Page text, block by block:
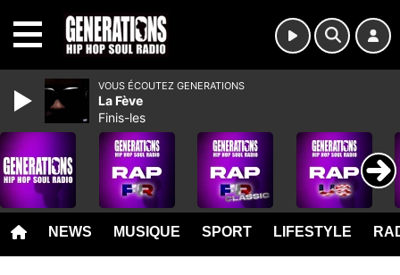
NEWS MUSIQUE SPORT LIFESTYLE
VOUS ÉCOUTEZ GENERATIONS
La Fève
Finis-les